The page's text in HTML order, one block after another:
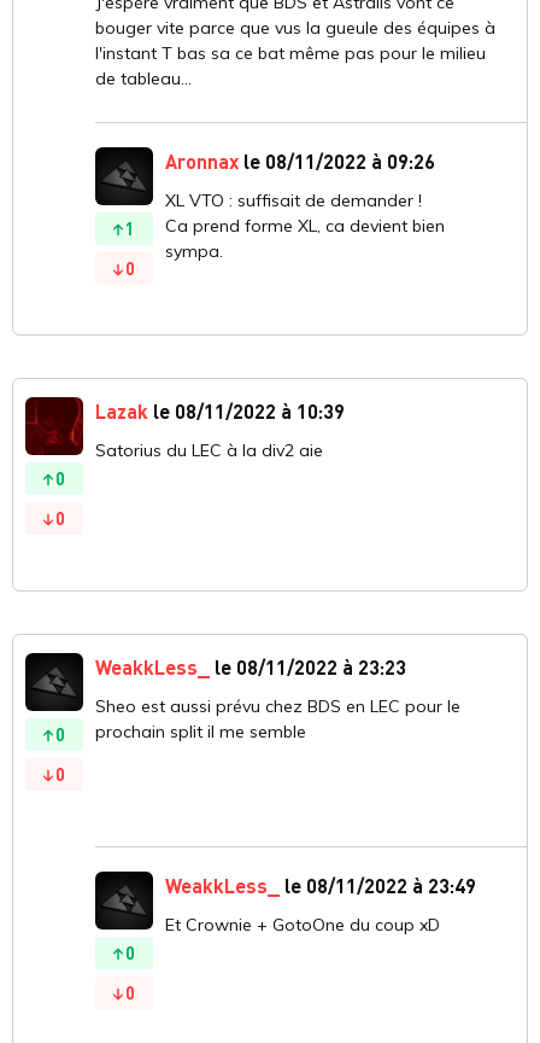
bouger vite parce que vus la gueule des équipes à
l'instant T bas sa ce bat même pas pour le milieu
de tableau...
1
0
Aronnax le 08/11/2022 à 09:26
XL VTO : suffisait de demander !
Ca prend forme XL, ca devient bien
sympa.
0
0
Lazak le 08/11/2022 à 10:39
Satorius du LEC à la div2 aie
0
0
WeakkLess_ le 08/11/2022 à 23:23
Sheo est aussi prévu chez BDS en LEC pour le
prochain split il me semble
0
0
WeakkLess_ le 08/11/2022 à 23:49
Et Crownie + GotoOne du coup xD